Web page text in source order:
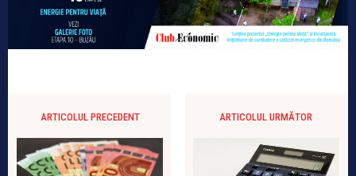
ARTICOLUL PRECEDENT ARTICOLUL URMĂTOR